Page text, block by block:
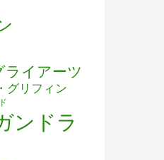
ライアーツ
グリフィン
ンドラ